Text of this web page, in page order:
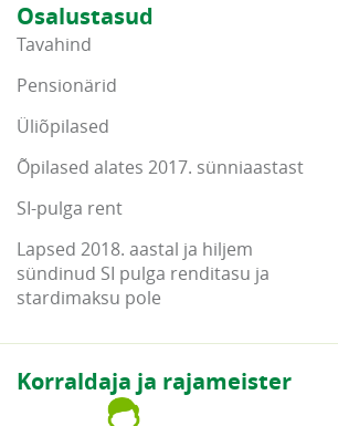
Osalustasud
Tavahind
Pensionärid
Üliõpilased
Õpilased alates 2017. sünniaastast
SI-pulga rent
Lapsed 2018. aastal ja hiljem
sündinud SI pulga renditasu ja
stardimaksu pole
Korraldaja ja rajameister